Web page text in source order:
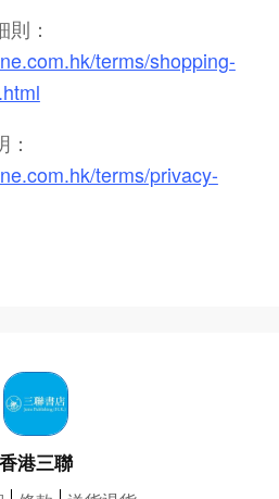
：
terms/shopping-
terms/privacy-
香港三聯